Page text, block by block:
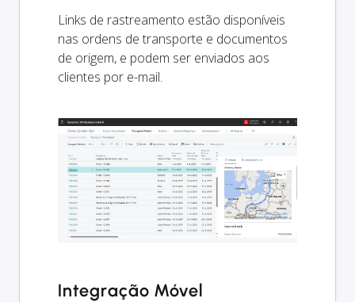
Links de rastreamento estão disponíveis
nas ordens de transporte e documentos
de origem, e podem ser enviados aos
clientes por e-mail.
Integração Móvel